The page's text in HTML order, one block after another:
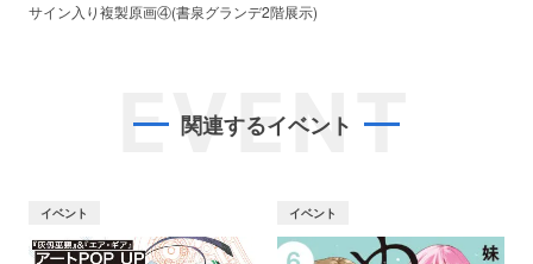
サイン入り複製原画④(書泉グランデ2階展示)
EVENT
関連するイベント
イベント イベント